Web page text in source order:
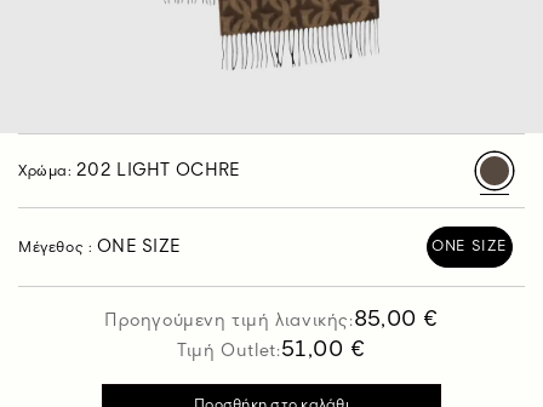
Χρώμα:202 LIGHT OCHRE
Μέγεθος : ONE SIZE ONE SIZE
Προηγούμενη τιμή λιανικής:85,00 €
Τιμή Outlet:51,00 €